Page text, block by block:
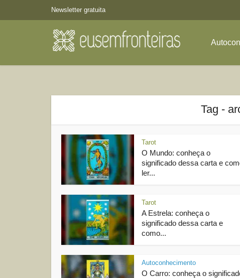
Newsletter gratuita
Tag -
Tarot
O Mundo: conheça o
significado dessa carta e
ler...
Tarot
A Estrela: conheça o
significado dessa carta e
como...
Autoconhecimento
O Carro: conheça o